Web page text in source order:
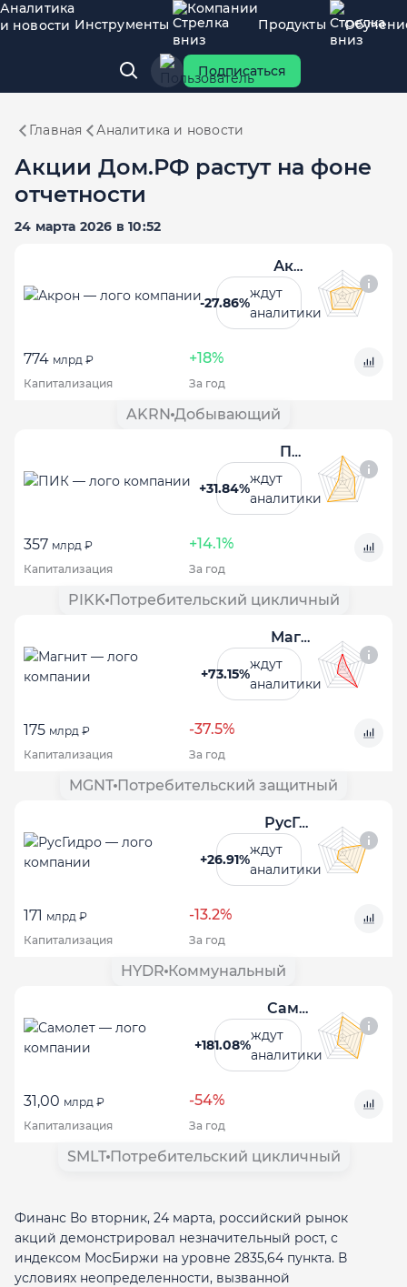
Аналитика
и новости Инструменты
Компании
Продукты
Подписаться
Главная Аналитика и новости
Акции Дом.РФ растут на фоне
отчетности
24 марта 2026 в 10:52
Акрон
-27.86%
ждут
аналитики
774 млрд ₽ +18%
Капитализация За год
AKRN Добывающий
ПИК
+31.84%
ждут
аналитики
357 млрд ₽ +14.1%
Капитализация За год
PIKK Потребительский цикличный
Магнит
+73.15%
ждут
аналитики
175 млрд ₽ -37.5%
Капитализация За год
MGNT Потребительский защитный
РусГидро
+26.91%
ждут
аналитики
171 млрд ₽ -13.2%
Капитализация За год
HYDR Коммунальный
Самолет
+181.08%
ждут
аналитики
31,00 млрд ₽ -54%
Капитализация За год
SMLT Потребительский цикличный
Финанс Во вторник, 24 марта, российский рынок
акций демонстрировал незначительный рост, с
индексом МосБиржи на уровне 2835,64 пункта. В
условиях неопределенности, вызванной